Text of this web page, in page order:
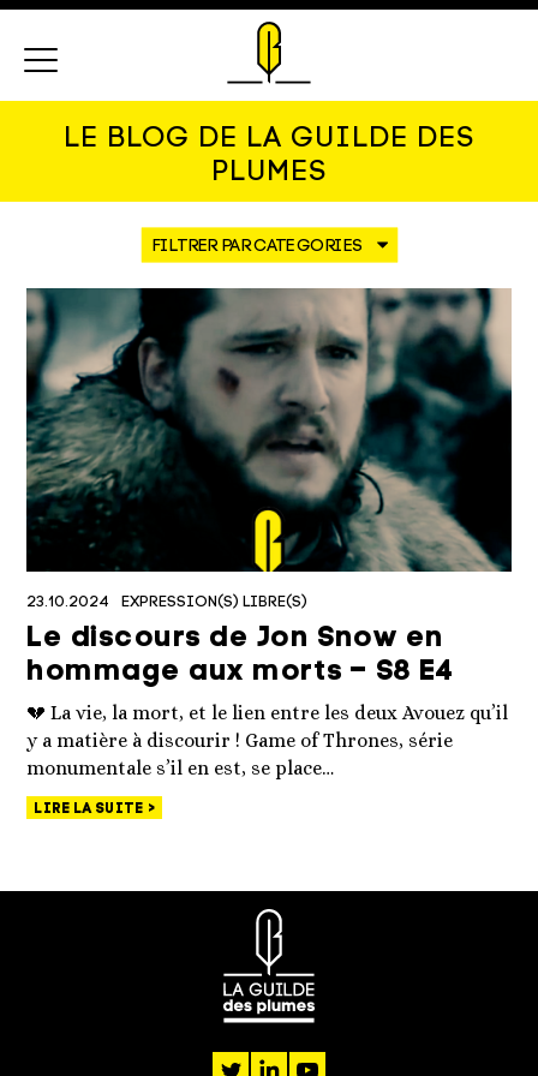
LE BLOG DE LA GUILDE DES
PLUMES
23.10.2024 EXPRESSION(S) LIBRE(S)
Le discours de Jon Snow en
hommage aux morts – S8 E4
💔 La vie, la mort, et le lien entre les deux Avouez qu’il
y a matière à discourir ! Game of Thrones, série
monumentale s’il en est, se place…
LIRE LA SUITE
twitterlinkedin